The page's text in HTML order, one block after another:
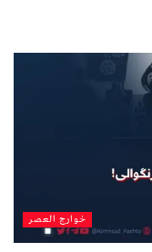
خوارج العصر